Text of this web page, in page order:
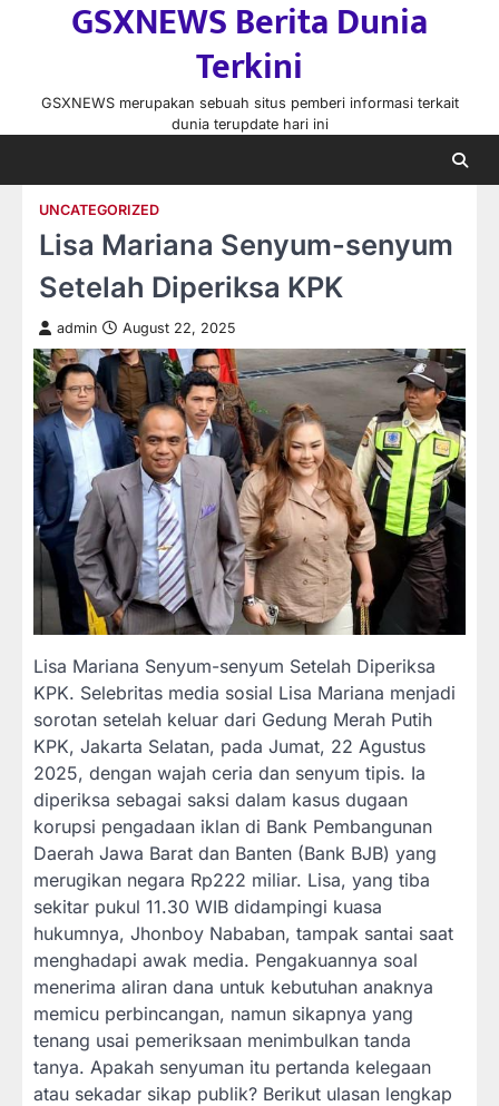
GSXNEWS Berita Dunia
Terkini
GSXNEWS merupakan sebuah situs pemberi informasi terkait
dunia terupdate hari ini
UNCATEGORIZED
Lisa Mariana Senyum-senyum
Setelah Diperiksa KPK
admin August 22, 2025
Lisa Mariana Senyum-senyum Setelah Diperiksa
KPK. Selebritas media sosial Lisa Mariana menjadi
sorotan setelah keluar dari Gedung Merah Putih
KPK, Jakarta Selatan, pada Jumat, 22 Agustus
2025, dengan wajah ceria dan senyum tipis. Ia
diperiksa sebagai saksi dalam kasus dugaan
korupsi pengadaan iklan di Bank Pembangunan
Daerah Jawa Barat dan Banten (Bank BJB) yang
merugikan negara Rp222 miliar. Lisa, yang tiba
sekitar pukul 11.30 WIB didampingi kuasa
hukumnya, Jhonboy Nababan, tampak santai saat
menghadapi awak media. Pengakuannya soal
menerima aliran dana untuk kebutuhan anaknya
memicu perbincangan, namun sikapnya yang
tenang usai pemeriksaan menimbulkan tanda
tanya. Apakah senyuman itu pertanda kelegaan
atau sekadar sikap publik? Berikut ulasan lengkap